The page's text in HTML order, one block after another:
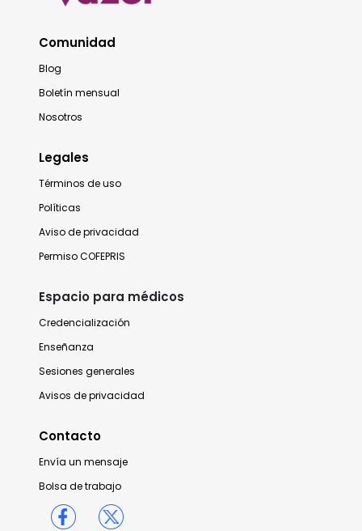
Comunidad
Blog
Boletín mensual
Nosotros
Legales
Términos de uso
Políticas
Aviso de privacidad
Permiso COFEPRIS
Espacio para médicos
Credencialización
Enseñanza
Sesiones generales
Avisos de privacidad
Contacto
Envía un mensaje
Bolsa de trabajo